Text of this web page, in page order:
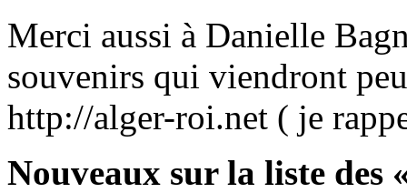
Merci aussi à Danielle
souvenirs qui viendront
http://alger-roi.net ( je
Nouveaux sur la liste des